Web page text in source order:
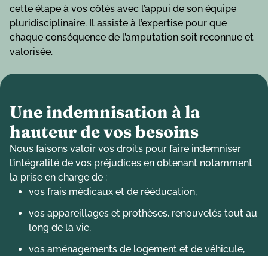
cette étape à vos côtés avec l’appui de son équipe
pluridisciplinaire. Il assiste à l’expertise pour que
chaque conséquence de l’amputation soit reconnue et
valorisée.
Une indemnisation à la
hauteur de vos besoins
Nous faisons valoir vos droits pour faire indemniser
l’intégralité de vos préjudices en obtenant notamment
la prise en charge de :
vos frais médicaux et de rééducation,
vos appareillages et prothèses, renouvelés tout au
long de la vie,
vos aménagements de logement et de véhicule,